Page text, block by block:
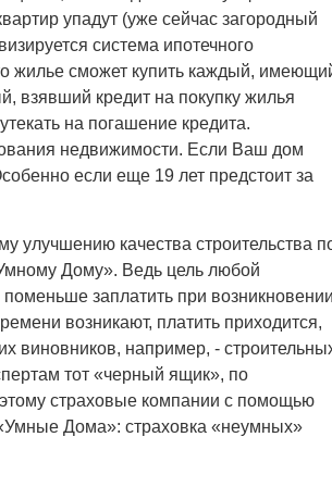
упадут (уже сейчас загородный
система ипотечного
жилье сможет купить каждый,
взявший кредит на покупку жилья
на погашение кредита.
недвижимости. Если Ваш дом
если еще 19 лет предстоит за
улучшению качества строительства
Дому». Ведь цель любой
заплатить при возникновении
возникают, платить приходится,
виновников, например, -
тот «черный ящик», по
страховые компании с помощью
Дома»: страховка «неумных»